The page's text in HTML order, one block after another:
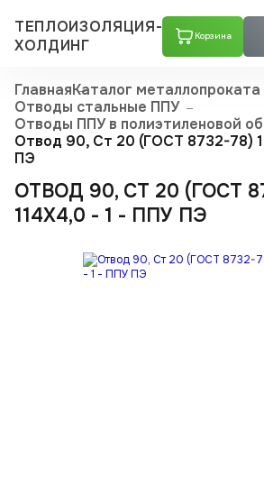
ТЕПЛОИЗОЛЯЦИЯ-
ХОЛДИНГ
Корзина
ГлавнаяКаталог металлопроката
Отводы стальные ППУ
Отводы ППУ в полиэтиленовой
Отвод 90, Ст 20 (ГОСТ 8732-78)
ПЭ
ОТВОД 90, СТ 20 (ГОСТ
114X4,0 - 1 - ППУ ПЭ